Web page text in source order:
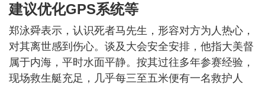
建议优化GPS系统等
郑泳舜表示，认识死者马先生，形容对方为人热心，
对其离世感到伤心。谈及大会安全安排，他指大美督
属于内海，平时水面平静。按其过往多年参赛经验，
现场救生艇充足，几乎每三至五米便有一名救护人